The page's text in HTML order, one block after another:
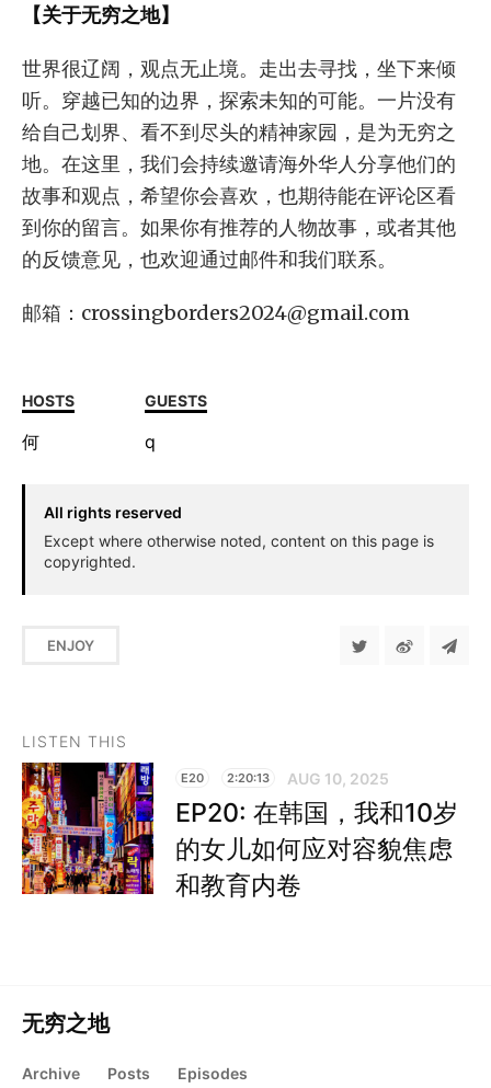
【关于无穷之地】
世界很辽阔，观点无止境。走出去寻找，坐下来倾
听。穿越已知的边界，探索未知的可能。一片没有
给自己划界、看不到尽头的精神家园，是为无穷之
地。在这里，我们会持续邀请海外华人分享他们的
故事和观点，希望你会喜欢，也期待能在评论区看
到你的留言。如果你有推荐的人物故事，或者其他
的反馈意见，也欢迎通过邮件和我们联系。
邮箱： crossingborders2024@gmail.com
HOSTS
何
GUESTS
q
All rights reserved
Except where otherwise noted, content on this page is
copyrighted.
ENJOY
LISTEN THIS
E20 2:20:13 AUG 10, 2025
EP20: 在韩国，我和10岁
的女儿如何应对容貌焦虑
和教育内卷
无穷之地
Archive Posts Episodes